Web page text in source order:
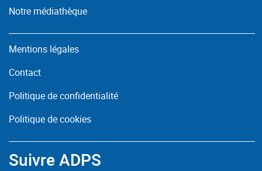
Notre médiathèque
Mentions légales
Contact
Politique de confidentialité
Politique de cookies
Suivre ADPS